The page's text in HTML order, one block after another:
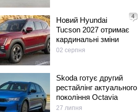
4
Новий Hyundai
Tucson 2027 отримає
кардинальні зміни
02 серпня
Skoda готує другий
рестайлінг актуального
покоління Octavia
27 липня